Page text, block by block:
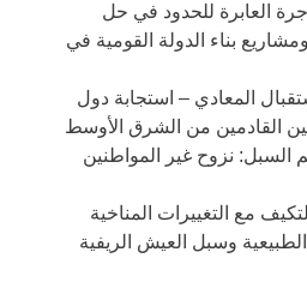
العابرة للحدود في حل
ومشاريع بناء الدولة القومية في
المعادي – استجابة دول
القادمين من الشرق الأوسط
السبل: نزوح غير المواطنين
مع التغييرات المناخية
الطبيعية وسبل العيش الريفية